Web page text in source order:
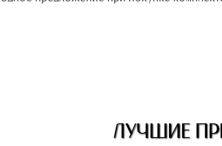
ЛУЧШИЕ